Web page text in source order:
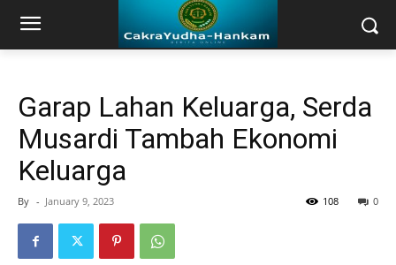
Garap Lahan Keluarga, Serda
Musardi Tambah Ekonomi
Keluarga
By - January 9, 2023 0
108